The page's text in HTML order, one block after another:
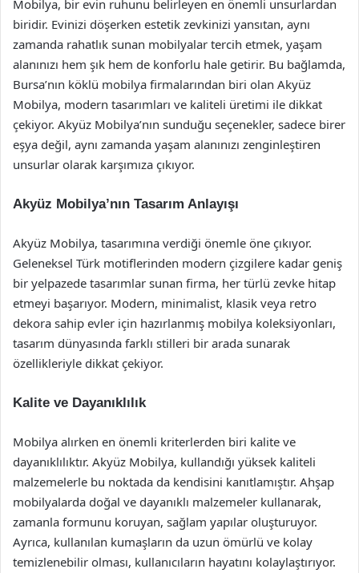
Mobilya, bir evin ruhunu belirleyen en önemli unsurlardan
biridir. Evinizi döşerken estetik zevkinizi yansıtan, aynı
zamanda rahatlık sunan mobilyalar tercih etmek, yaşam
alanınızı hem şık hem de konforlu hale getirir. Bu bağlamda,
Bursa’nın köklü mobilya firmalarından biri olan Akyüz
Mobilya, modern tasarımları ve kaliteli üretimi ile dikkat
çekiyor. Akyüz Mobilya’nın sunduğu seçenekler, sadece birer
eşya değil, aynı zamanda yaşam alanınızı zenginleştiren
unsurlar olarak karşımıza çıkıyor.
Akyüz Mobilya’nın Tasarım Anlayışı
Akyüz Mobilya, tasarımına verdiği önemle öne çıkıyor.
Geleneksel Türk motiflerinden modern çizgilere kadar geniş
bir yelpazede tasarımlar sunan firma, her türlü zevke hitap
etmeyi başarıyor. Modern, minimalist, klasik veya retro
dekora sahip evler için hazırlanmış mobilya koleksiyonları,
tasarım dünyasında farklı stilleri bir arada sunarak
özellikleriyle dikkat çekiyor.
Kalite ve Dayanıklılık
Mobilya alırken en önemli kriterlerden biri kalite ve
dayanıklılıktır. Akyüz Mobilya, kullandığı yüksek kaliteli
malzemelerle bu noktada da kendisini kanıtlamıştır. Ahşap
mobilyalarda doğal ve dayanıklı malzemeler kullanarak,
zamanla formunu koruyan, sağlam yapılar oluşturuyor.
Ayrıca, kullanılan kumaşların da uzun ömürlü ve kolay
temizlenebilir olması, kullanıcıların hayatını kolaylaştırıyor.